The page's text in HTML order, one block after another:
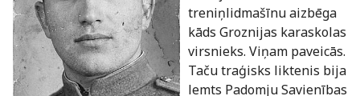
treniņlidmašīnu aizbēga
kāds Groznijas karaskolas
virsnieks. Viņam paveicās.
Taču traģisks liktenis bija
lemts Padomju Savienības